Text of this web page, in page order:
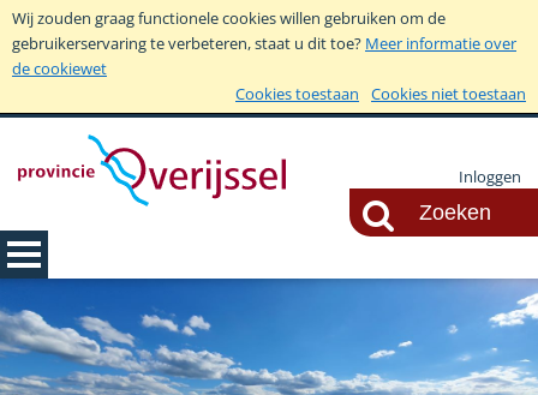
Wij zouden graag functionele cookies willen gebruiken om de
gebruikerservaring te verbeteren, staat u dit toe? Meer informatie over
de cookiewet
Cookies toestaan
Cookies niet toestaan
Inloggen